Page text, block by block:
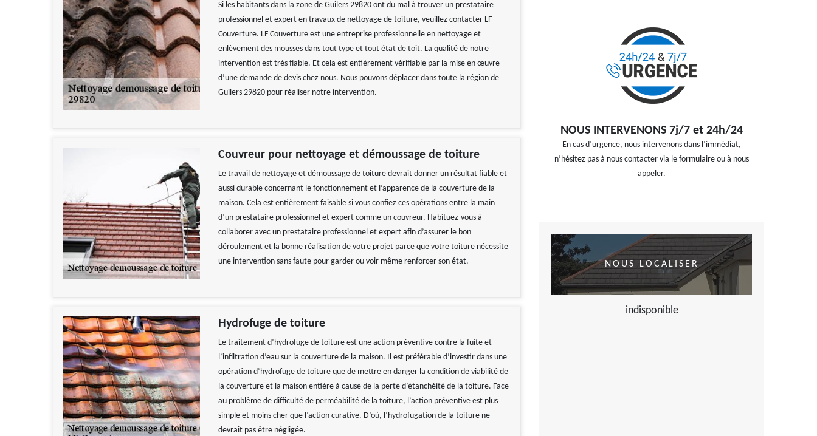
Si les habitants dans la zone de Guilers 29820 ont du mal à trouver un prestataire
professionnel et expert en travaux de nettoyage de toiture, veuillez contacter LF
Couverture. LF Couverture est une entreprise professionnelle en nettoyage et
enlèvement des mousses dans tout type et tout état de toit. La qualité de notre
intervention est très fiable. Et cela est entièrement vérifiable par la mise en œuvre
d’une demande de devis chez nous. Nous pouvons déplacer dans toute la région de
Guilers 29820 pour réaliser notre intervention.
Couvreur pour nettoyage et démoussage de toiture
Le travail de nettoyage et démoussage de toiture devrait donner un résultat fiable et
aussi durable concernant le fonctionnement et l’apparence de la couverture de la
maison. Cela est entièrement faisable si vous confiez ces opérations entre la main
d’un prestataire professionnel et expert comme un couvreur. Habituez-vous à
collaborer avec un prestataire professionnel et expert afin d’assurer le bon
déroulement et la bonne réalisation de votre projet parce que votre toiture nécessite
une intervention sans faute pour garder ou voir même renforcer son état.
Hydrofuge de toiture
Le traitement d’hydrofuge de toiture est une action préventive contre la fuite et
l’infiltration d’eau sur la couverture de la maison. Il est préférable d’investir dans une
opération d’hydrofuge de toiture que de mettre en danger la condition de viabilité de
la couverture et la maison entière à cause de la perte d’étanchéité de la toiture. Face
au problème de difficulté de perméabilité de la toiture, l’action préventive est plus
simple et moins cher que l’action curative. D’où, l’hydrofugation de la toiture ne
devrait pas être négligée.
NOUS INTERVENONS 7j/7 et 24h/24
En cas d’urgence, nous intervenons dans l’immédiat,
n’hésitez pas à nous contacter via le formulaire ou à nous
appeler.
NOUS LOCALISER
indisponible